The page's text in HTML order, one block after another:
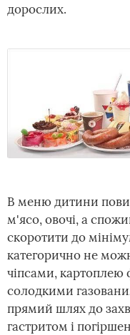
дорослих.
В меню дитини
м'ясо, овочі, а
скоротити до
категорично не
чіпсами,
солодкими
прямий шлях до
гастритом і